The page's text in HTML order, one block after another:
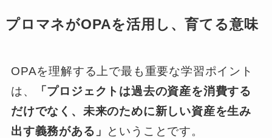
プロマネがOPAを活用し、育てる意味
OPAを理解する上で最も重要な学習ポイント
は、
「プロジェクトは過去の資産を消費する
だけでなく、未来のために新しい資産を生み
出す義務がある」
ということです。